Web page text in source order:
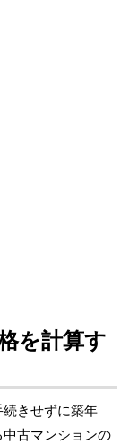
を計算す
きせずに築年
古マンションの